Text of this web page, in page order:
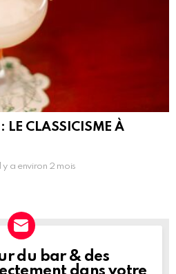
: LE CLASSICISME À
y a environ 2 mois
du bar & des
dans votre